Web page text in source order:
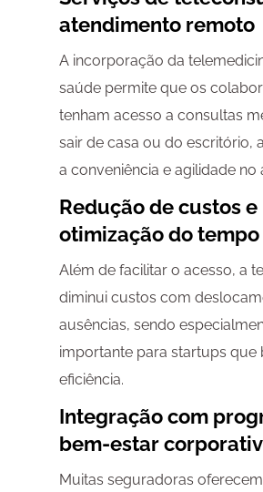
atendimento remoto
A incorporação da
saúde permite que os
tenham acesso a consultas
sair de casa ou do escritório,
a conveniência e agilidade no
Redução de custos e
otimização do tempo
Além de facilitar o acesso, a
diminui custos com
ausências, sendo
importante para startups que
eficiência.
Integração com
bem-estar
Muitas seguradoras